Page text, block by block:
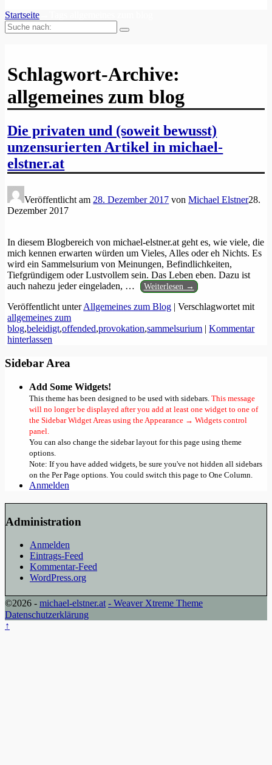
Startseite
Suche
nach:
Schlagwort-Archive:
allgemeines zum blog
Die privaten und (soweit bewusst)
unzensurierten Artikel in michael-
elstner.at
Veröffentlicht am 28. Dezember 2017 vonMichael Elstner28.
Dezember 2017
In diesem Blogbereich von michael-elstner.at geht es, wie viele, die
mich kennen erwarten würden um Vieles, Alles oder eh Nichts. Es
wird ein Sammelsurium von Meinungen, Befindlichkeiten,
Tiefgründigem oder Lustvollem sein. Das Leben eben. Dazu ist
auch nahezu jeder eingeladen, … Weiterlesen →
Veröffentlicht unter Allgemeines zum Blog |Verschlagwortet mit
allgemeines zum
blog,beleidigt,offended,provokation,sammelsurium |Kommentar
hinterlassen
Sidebar Area
Add Some Widgets!
This theme has been designed to be used with sidebars. This message
will no longer be displayed after you add at least one widget to one of
the Sidebar Widget Areas using the Appearance → Widgets control
panel.
You can also change the sidebar layout for this page using theme
options.
Note: If you have added widgets, be sure you've not hidden all sidebars
on the Per Page options. You could switch this page to One Column.
Anmelden
Administration
Anmelden
Eintrags-Feed
Kommentar-Feed
WordPress.org
©2026 - michael-elstner.at - Weaver Xtreme Theme
Datenschutzerklärung
↑